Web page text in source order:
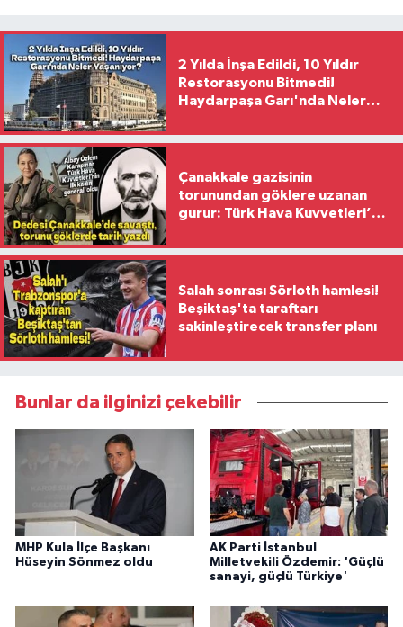
2 Yılda İnşa Edildi, 10 Yıldır
Restorasyonu Bitmedi!
Haydarpaşa Garı'nda Neler
Çanakkale gazisinin
torunundan göklere uzanan
gurur: Türk Hava Kuvvetleri’nin
Salah sonrası Sörloth hamlesi!
Beşiktaş'ta taraftarı
sakinleştirecek transfer planı
Bunlar da ilginizi çekebilir
MHP Kula İlçe Başkanı
Hüseyin Sönmez oldu
AK Parti İstanbul
Milletvekili Özdemir: 'Güçlü
sanayi, güçlü Türkiye'